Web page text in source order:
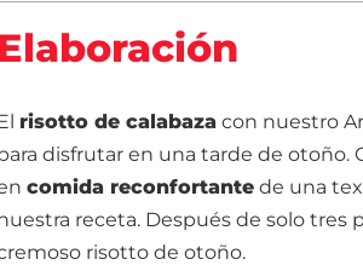
Elaboración
risotto de calabaza con nuestro
disfrutar en una tarde de
comida reconfortante de una
receta. Después de solo tres
risotto de otoño.